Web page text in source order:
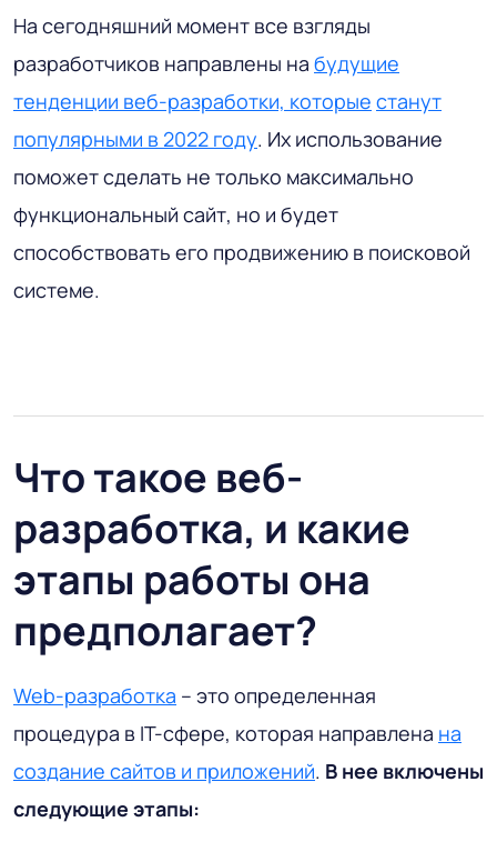
На сегодняшний момент все взгляды
разработчиков направлены на будущие
тенденции веб-разработки, которые станут
популярными в 2022 году. Их использование
поможет сделать не только максимально
функциональный сайт, но и будет
способствовать его продвижению в поисковой
системе.
Что такое веб-
разработка, и какие
этапы работы она
предполагает?
Web-разработка – это определенная
процедура в IT-сфере, которая направлена на
создание сайтов и приложений. В нее включены
следующие этапы: